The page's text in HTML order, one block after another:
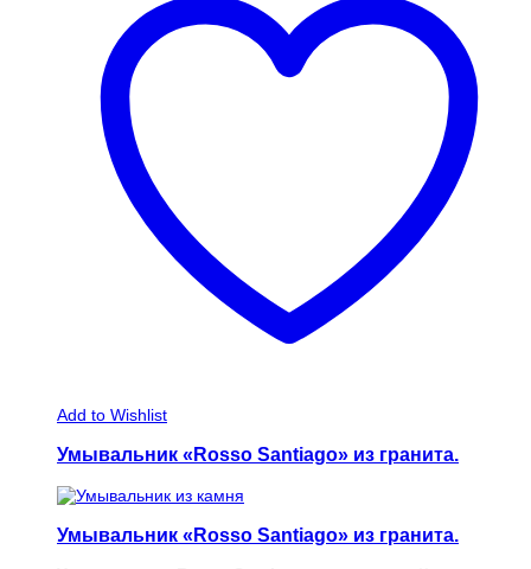
Add to Wishlist
Умывальник «Rosso Santiago» из гранита.
Умывальник «Rosso Santiago» из гранита.